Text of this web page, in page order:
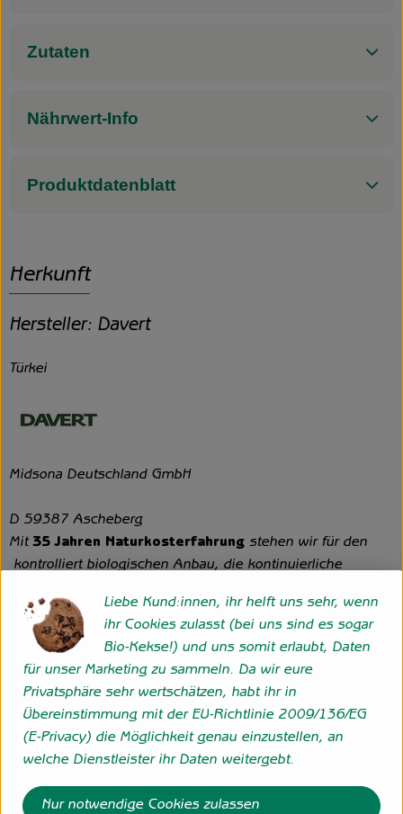
Zutaten
Nährwert-Info
Produktdatenblatt
Herkunft
Hersteller: Davert
Türkei
Midsona Deutschland GmbH
D 59387 Ascheberg
Mit35 Jahren Naturkosterfahrung stehen wir für den
kontrolliert biologischen Anbau, die kontinuierliche
Transparenz, sorgfältige Kontrolle jeden Abschnitts und
garantiert ökologische Produkte – vom Anbau bis zur
Verpackung.
Wir sind Spezialist für Reis, Hülsenfrüchte und
Getreideprodukte inbester Bio-Qualität. Zucker,
Trockenfrüchte, Nüsse, Ölsaaten, Frühstücks-Produkte und
Superfoods sind weitere Klassiker im Sortiment. Mit
unseren innovativen Suppen-, Pfannen-, Convenience und
Veggie-Gerichten liefern wir frische Ideen für die kreative
Liebe Kund:innen, ihr helft uns sehr, wenn
ihr Cookies zulasst (bei uns sind es sogar
Bio-Kekse!) und uns somit erlaubt, Daten
für unser Marketing zu sammeln. Da wir eure
Privatsphäre sehr wertschätzen, habt ihr in
Übereinstimmung mit der EU-Richtlinie 2009/136/EG
(E-Privacy) die Möglichkeit genau einzustellen, an
welche Dienstleister ihr Daten weitergebt.
Nur notwendige Cookies zulassen